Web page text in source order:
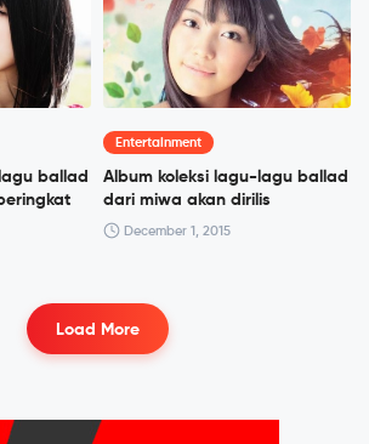
ballad
Entertainment
Album koleksi lagu-lagu ballad
dari miwa akan dirilis
December 1, 2015
Load More